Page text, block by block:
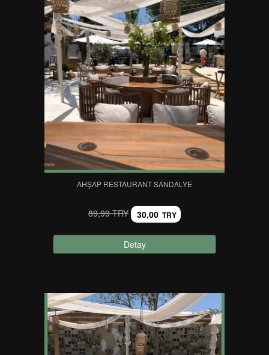
AHŞAP RESTAURANT SANDALYE
89,99 TRY 30,00 TRY
Detay